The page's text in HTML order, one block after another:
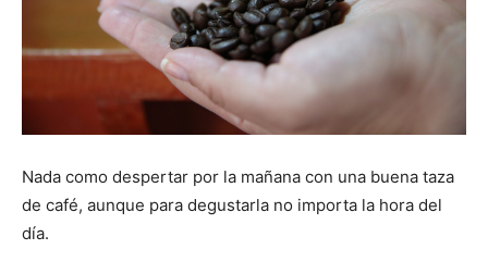
Nada como despertar por la mañana con una buena taza
de café, aunque para degustarla no importa la hora del
día.